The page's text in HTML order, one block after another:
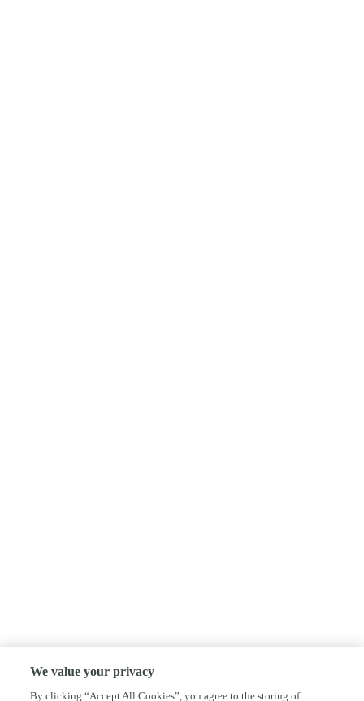
We value your privacy
By clicking “Accept All Cookies”, you agree to the storing of